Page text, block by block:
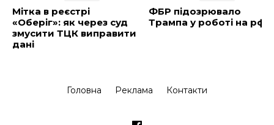
Мітка в реєстрі
«Оберіг»: як через суд
змусити ТЦК виправити
дані
ФБР підозрювало
Трампа у роботі на рф
Головна Реклама Контакти